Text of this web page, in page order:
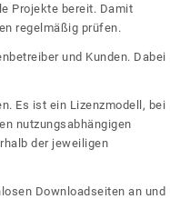
Projekte bereit. Damit
regelmäßig prüfen.
und Kunden. Dabei
Es ist ein Lizenzmodell, bei
nutzungsabhängigen
der jeweiligen
Downloadseiten an und